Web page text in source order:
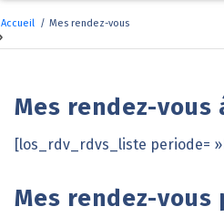
Accueil / Mes rendez-vous
Mes rendez-
Mes rendez-vous
[los_rdv_rdvs_liste periode=
Mes rendez-vous